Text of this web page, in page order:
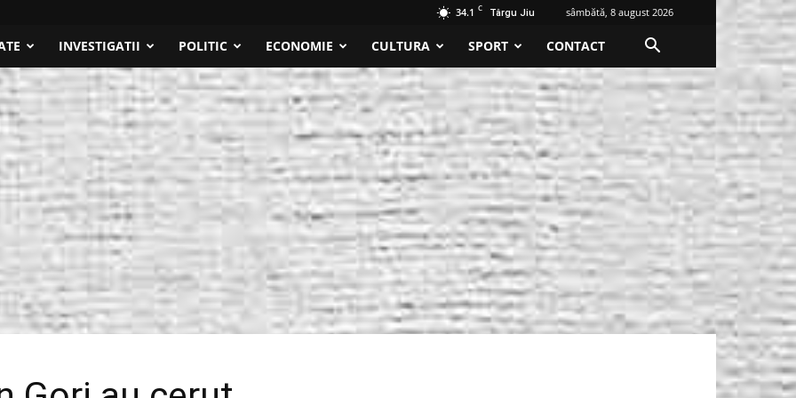
34.1 C Târgu Jiu sâmbătă, 8 august 2026
INVESTIGATII POLITIC ECONOMIE CULTURA SPORT CONTACT